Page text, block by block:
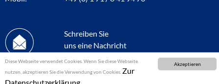
Akzeptieren
Diese Webseite verwendet Cookies. Wenn Sie diese Webseite
nutzen, akzeptieren Sie die Verwendung von Cookies. Zur
Schreiben Sie
uns eine Nachricht